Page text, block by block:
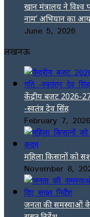
खान मंत्रालय ने
नाम’ अभियान का
June 5, 2026
लखनऊ
केंद्रीय बजट 2026-
-स्वतंत्र देव सिंह
February 7, 2026
महिला किसानों को
November 8,
जनता की समस्याओं के